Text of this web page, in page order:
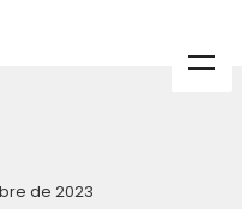
de 2023